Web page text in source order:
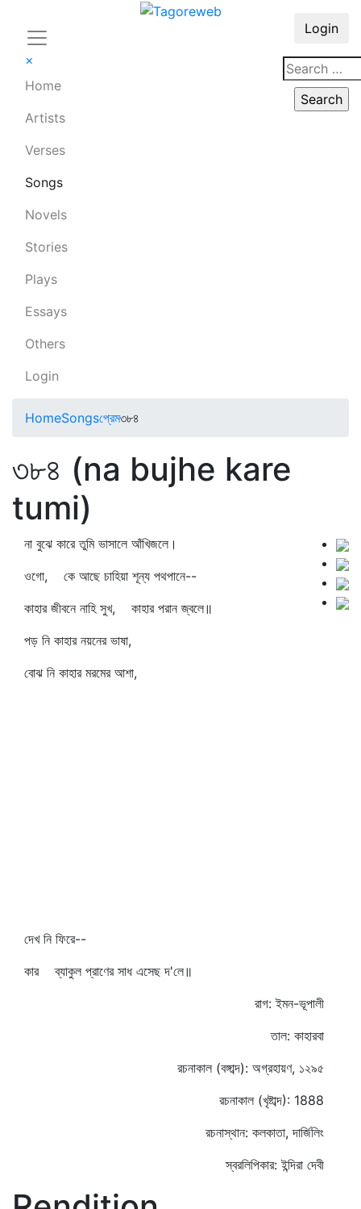
×
Home
Artists
Verses
Songs
Novels
Stories
Plays
Essays
Others
Login
Login
HomeSongsপ্রেম৩৮৪
৩৮৪ (na bujhe kare
tumi)
না বুঝে কারে তুমি ভাসালে আঁখিজলে।
ওগো, কে আছে চাহিয়া শূন্য পথপানে--
কাহার জীবনে নাহি সুখ, কাহার পরান জ্বলে॥
পড় নি কাহার নয়নের ভাষা,
বোঝ নি কাহার মরমের আশা,
দেখ নি ফিরে--
কার ব্যাকুল প্রাণের সাধ এসেছ দ'লে॥
রাগ: ইমন-ভূপালী
তাল: কাহারবা
রচনাকাল (বঙ্গাব্দ): অগ্রহায়ণ, ১২৯৫
রচনাকাল (খৃষ্টাব্দ): 1888
রচনাস্থান: কলকাতা, দার্জিলিং
স্বরলিপিকার: ইন্দিরা দেবী